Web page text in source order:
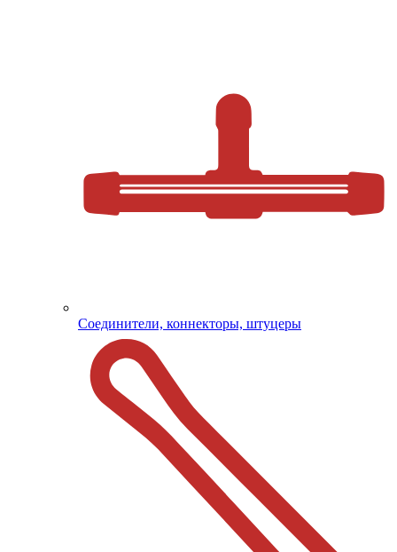
Соединители, коннекторы, штуцеры